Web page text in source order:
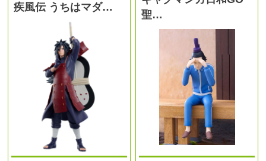
疾風伝 うちはマダ…
聖…